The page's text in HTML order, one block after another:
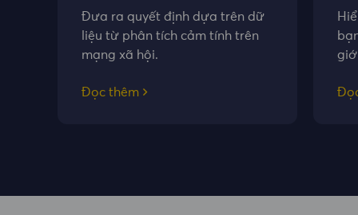
Đưa ra quyết định dựa trên dữ
liệu từ phân tích cảm tính trên
mạng xã hội.
Đọc thêm